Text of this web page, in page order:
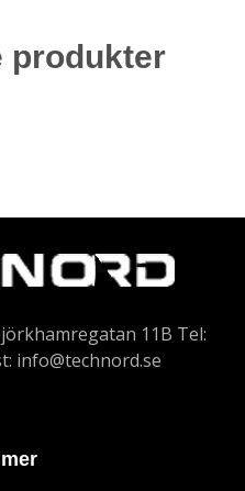
produkter
11B Tel:
info@technord.se